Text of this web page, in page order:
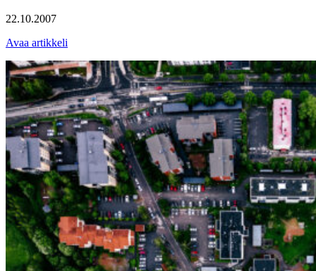
22.10.2007
Avaa artikkeli